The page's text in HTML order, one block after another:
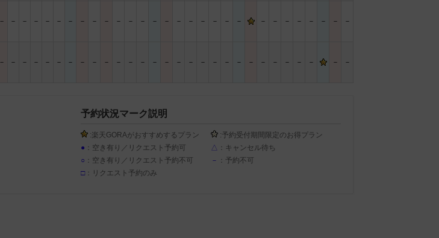
－ － － － － － － － － － － － － － － － － － － － － － － － － － － － －
－ － － － － － － － － － － － － － － － － － － － － － － － － － － － －
予約状況マーク説明
:楽天GORAがおすすめするプラン
:予約受付期間限定のお得プラン
● ：空き有り／リクエスト予約可 △ ：キャンセル待ち
○ ：空き有り／リクエスト予約不可 － ：予約不可
□ ：リクエスト予約のみ